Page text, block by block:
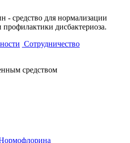
- средство для нормализации
дисбактериоза.
Сотрудничество
средством